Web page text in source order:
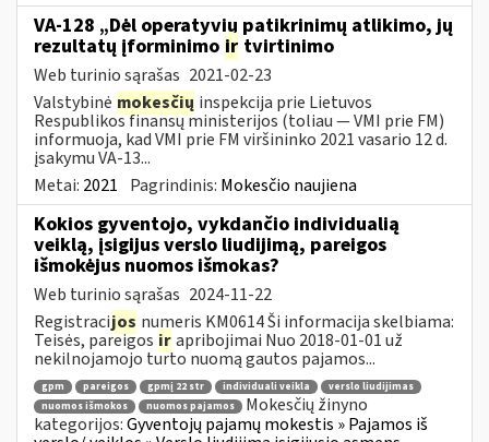
VA-128 „Dėl operatyvių patikrinimų atlikimo, jų
rezultatų įforminimo ir tvirtinimo
Web turinio sąrašas 2021-02-23
Valstybinė mokesčių inspekcija prie Lietuvos
Respublikos finansų ministerijos (toliau ― VMI prie FM)
informuoja, kad VMI prie FM viršininko 2021 vasario 12 d.
įsakymu VA-13...
Metai: 2021 Pagrindinis: Mokesčio naujiena
Kokios gyventojo, vykdančio individualią
veiklą, įsigijus verslo liudijimą, pareigos
išmokėjus nuomos išmokas?
Web turinio sąrašas 2024-11-22
Registracijos numeris KM0614 Ši informacija skelbiama:
Teisės, pareigos irapribojimai Nuo 2018-01-01 už
nekilnojamojo turto nuomą gautos pajamos...
gpm pareigos gpmį 22 str individuali veikla
verslo liudijimas
nuomos išmokos
nuomos pajamos
Mokesčių žinyno
kategorijos:Gyventojų pajamų mokestis » Pajamos iš